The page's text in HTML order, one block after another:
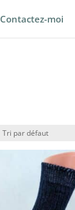
Contactez-moi